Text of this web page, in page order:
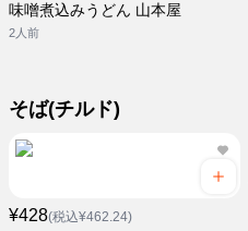
味噌煮込みうどん 山本屋
2人前
そば(チルド)
¥428(税込¥462.24)